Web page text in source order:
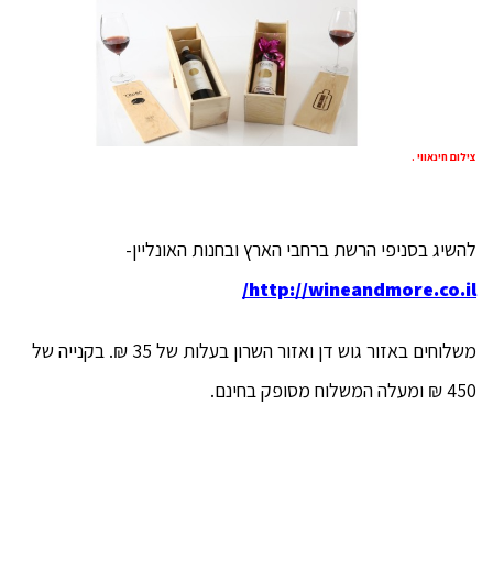
צילום חינאווי .
להשיג בסניפי הרשת ברחבי הארץ ובחנות האונליין-
http://wineandmore.co.il/
משלוחים באזור גוש דן ואזור השרון בעלות של 35 ₪. בקנייה של
450 ₪ ומעלה המשלוח מסופק בחינם.